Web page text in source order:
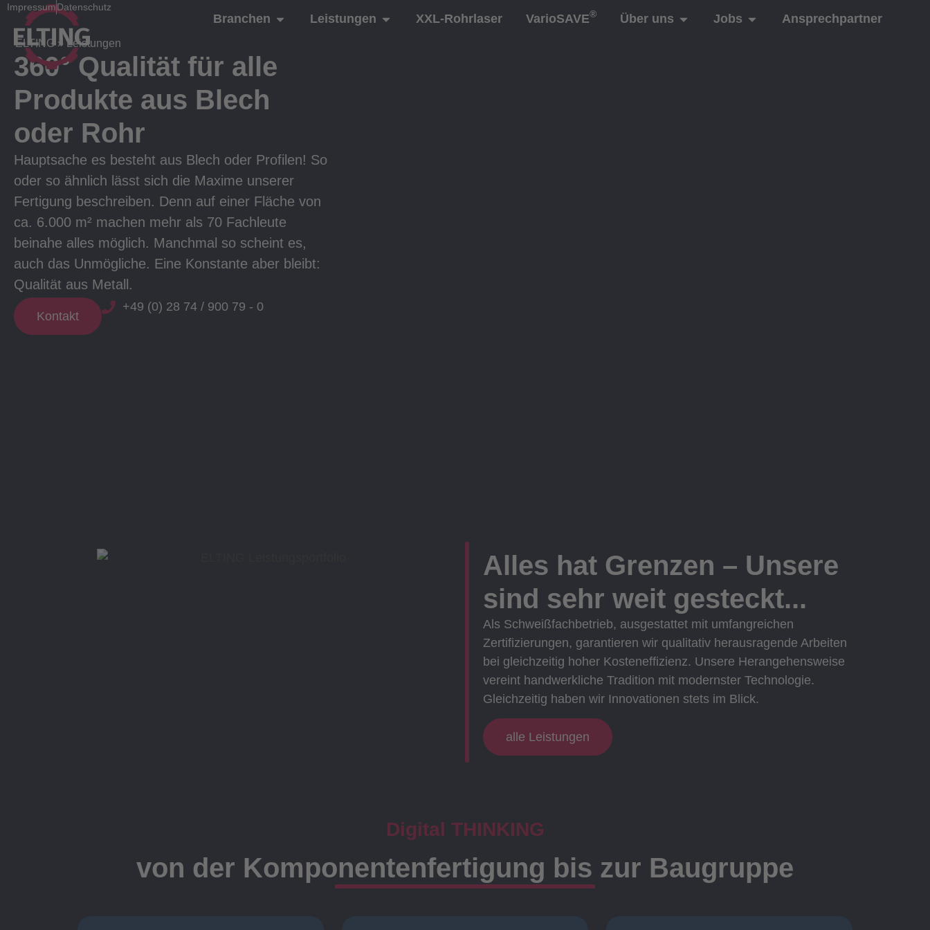
ImpressumDatenschutz
Branchen Leistungen XXL-Rohrlaser VarioSAVE® Über uns Jobs Ansprechpartner
ELTING»Leistungen
360° Qualität für alle
Produkte aus Blech
oder Rohr
Hauptsache es besteht aus Blech oder Profilen! So
oder so ähnlich lässt sich die Maxime unserer
Fertigung beschreiben. Denn auf einer Fläche von
ca. 6.000 m² machen mehr als 70 Fachleute
beinahe alles möglich. Manchmal so scheint es,
auch das Unmögliche. Eine Konstante aber bleibt:
Qualität aus Metall.
Kontakt
+49 (0) 28 74 / 900 79 - 0
Alles hat Grenzen – Unsere
sind sehr weit gesteckt...
Als Schweißfachbetrieb, ausgestattet mit umfangreichen
Zertifizierungen, garantieren wir qualitativ herausragende Arbeiten
bei gleichzeitig hoher Kosteneffizienz. Unsere Herangehensweise
vereint handwerkliche Tradition mit modernster Technologie.
Gleichzeitig haben wir Innovationen stets im Blick.
alle Leistungen
Digital THINKING
von der Komponentenfertigung bis zur Baugruppe